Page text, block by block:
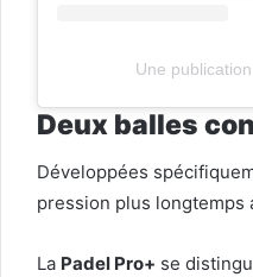
Une
Deux balles
Développées
pression plus longtemps
La Padel Pro+ se